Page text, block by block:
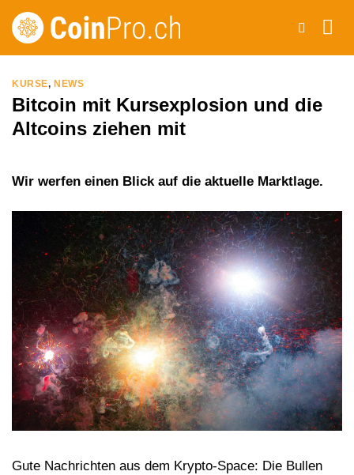
Zum
Inhalt
KURSE,NEWS
Bitcoin mit Kursexplosion und die
Altcoins ziehen mit
Wir werfen einen Blick auf die aktuelle Marktlage.
Gute Nachrichten aus dem Krypto-Space: Die Bullen